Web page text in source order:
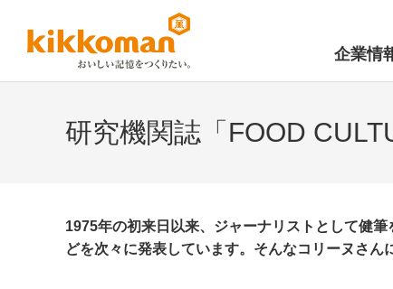
企業情
研究機関誌「FOOD
1975年の初来日以来、ジャーナリストとして健
どを次々に発表しています。そんなコリーヌさ